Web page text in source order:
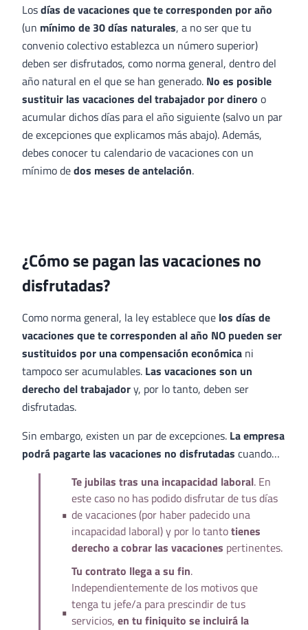
Losdías de vacaciones que te corresponden por año
(un mínimo de 30 días naturales, a no ser que tu
convenio colectivo establezca un número superior)
deben ser disfrutados, como norma general, dentro del
año natural en el que se han generado. No es posible
sustituir las vacaciones del trabajador por dinero o
acumular dichos días para el año siguiente (salvo un par
de excepciones que explicamos más abajo). Además,
debes conocer tu calendario de vacaciones con un
mínimo dedos meses de antelación.
¿Cómo se pagan las vacaciones no
disfrutadas?
Como norma general, la ley establece que los días de
vacaciones que te corresponden al año NO pueden ser
sustituidos por una compensación económica ni
tampoco ser acumulables. Las vacaciones son un
derecho del trabajadory, por lo tanto, deben ser
disfrutadas.
Sin embargo, existen un par de excepciones. La empresa
podrá pagarte las vacaciones no disfrutadas cuando…
Te jubilas tras una incapacidad laboral. En
este caso no has podido disfrutar de tus días
de vacaciones (por haber padecido una
incapacidad laboral) y por lo tantotienes
derecho a cobrar las vacaciones pertinentes.
Tu contrato llega a su fin.
Independientemente de los motivos que
tenga tu jefe/a para prescindir de tus
servicios, en tu finiquito se incluirá la